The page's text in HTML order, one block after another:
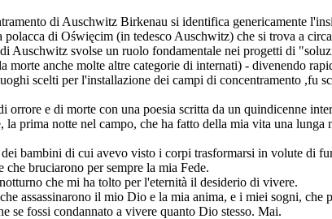
di Auschwitz Birkenau si identifica genericamente
polacca di Oświęcim (in tedesco Auschwitz) che si trova a
Auschwitz svolse un ruolo fondamentale nei progetti di
morte anche molte altre categorie di internati) - divenendo
scelti per l'installazione dei campi di concentramento ,fu
orrore e di morte con una poesia scritta da un quindicenne
prima notte nel campo, che ha fatto della mia vita una lunga
bambini di cui avevo visto i corpi trasformarsi in volute di
bruciarono per sempre la mia Fede.
che mi ha tolto per l'eternità il desiderio di vivere.
assassinarono il mio Dio e la mia anima, e i miei sogni, che
se fossi condannato a vivere quanto Dio stesso. Mai.